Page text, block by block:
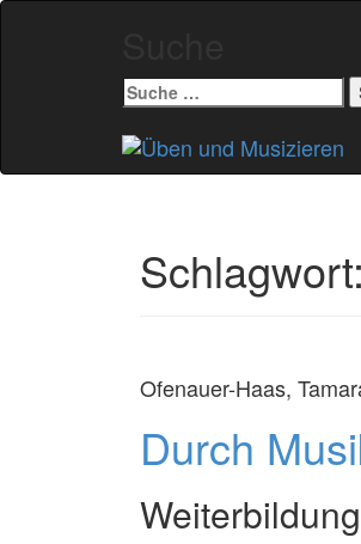
Suche
nach:
Schlagwort:
Ofenauer-Haas,
Durch